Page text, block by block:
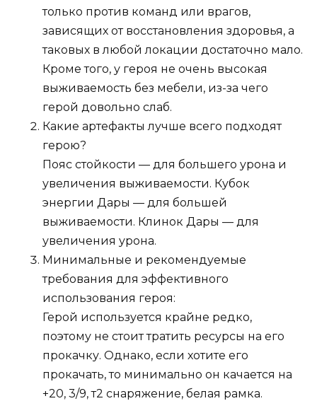
только против команд или врагов,
зависящих от восстановления здоровья, а
таковых в любой локации достаточно мало.
Кроме того, у героя не очень высокая
выживаемость без мебели, из-за чего
герой довольно слаб.
Какие артефакты лучше всего подходят
герою?
Пояс стойкости — для большего урона и
увеличения выживаемости. Кубок
энергии Дары — для большей
выживаемости. Клинок Дары — для
увеличения урона.
Минимальные и рекомендуемые
требования для эффективного
использования героя:
Герой используется крайне редко,
поэтому не стоит тратить ресурсы на его
прокачку. Однако, если хотите его
прокачать, то минимально он качается на
+20, 3/9, т2 снаряжение, белая рамка.